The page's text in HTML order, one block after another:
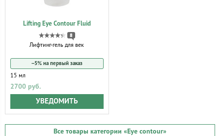
Lifting Eye Contour Fluid
8
Лифтинг-гель для век
−5% на первый заказ
15 мл
2700 руб.
УВЕДОМИТЬ
Все товары категории «Eye contour»